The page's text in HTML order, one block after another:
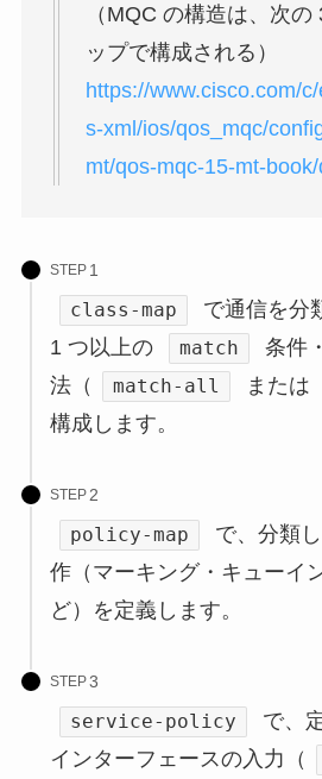
（MQC の構造は、次
ップで構成される）
https://www.cisco.com/
s-xml/ios/qos_mqc/
mt/qos-mqc-15-mt-book/
STEP
class-map
で通信を分
1 つ以上の
match
条件
法（
match-all または
構成します。
STEP
policy-map
で、分類
作（マーキング・キューイ
ど）を定義します。
STEP
service-policy
で、
インターフェースの入力（